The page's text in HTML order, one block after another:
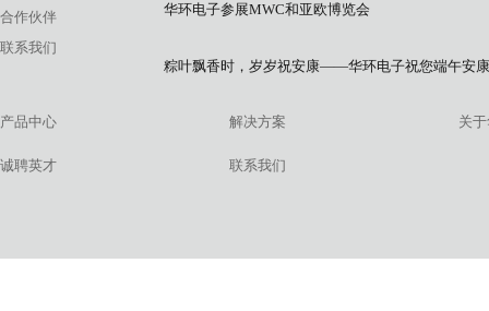
合作伙伴
联系我们
华环电子参展MWC和亚欧博览会
粽叶飘香时，岁岁祝安康——华环电子祝您端午安康
产品中心 解决方案 关
诚聘英才 联系我们